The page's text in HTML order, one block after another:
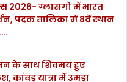
2026- ग्लासगो में भारत
पदक तालिका में 8वें स्थान
के साथ शिवमय हुए
कांवड़ यात्रा में उमड़ा